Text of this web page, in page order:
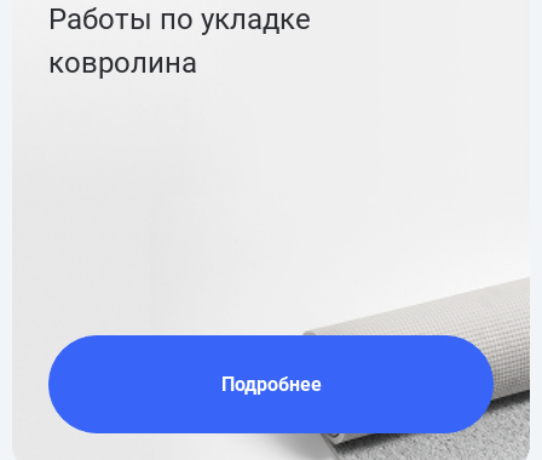
Работы по укладке
ковролина
Подробнее